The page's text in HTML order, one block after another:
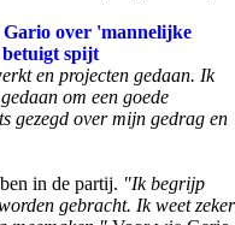
over 'mannelijke
spijt
en projecten gedaan. Ik
om een goede
gezegd over mijn gedrag en
in de partij. "Ik begrijp
gebracht. Ik weet zeker